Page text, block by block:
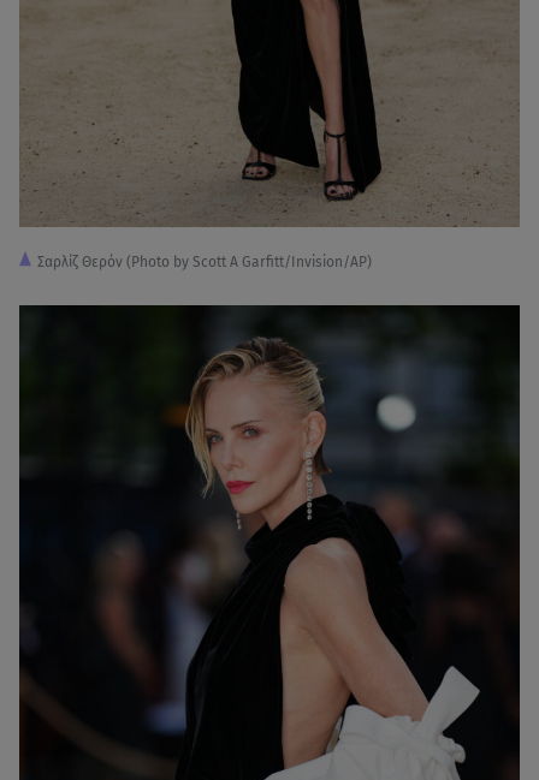
Σαρλίζ Θερόν (Photo by Scott A Garfitt/Invision/AP)